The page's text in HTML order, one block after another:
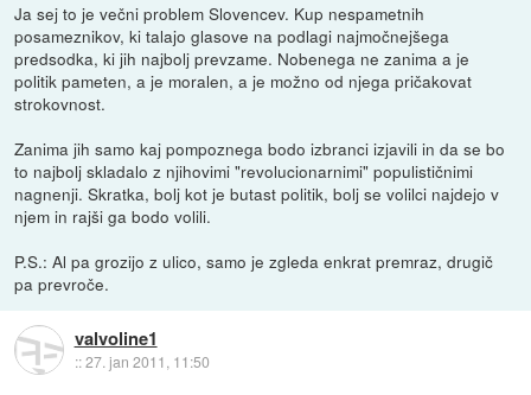
Ja sej to je večni problem Slovencev. Kup nespametnih
posameznikov, ki talajo glasove na podlagi najmočnejšega
predsodka, ki jih najbolj prevzame. Nobenega ne zanima a je
politik pameten, a je moralen, a je možno od njega pričakovat
strokovnost.
Zanima jih samo kaj pompoznega bodo izbranci izjavili in da se bo
to najbolj skladalo z njihovimi "revolucionarnimi" populističnimi
nagnenji. Skratka, bolj kot je butast politik, bolj se volilci najdejo v
njem in rajši ga bodo volili.
P.S.: Al pa grozijo z ulico, samo je zgleda enkrat premraz, drugič
pa prevroče.
valvoline1
::27. jan 2011, 11:50